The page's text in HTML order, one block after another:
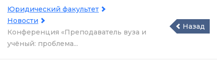
Юридический факультет
Новости
Конференция «Преподаватель вуза и
учёный: проблема...
Назад